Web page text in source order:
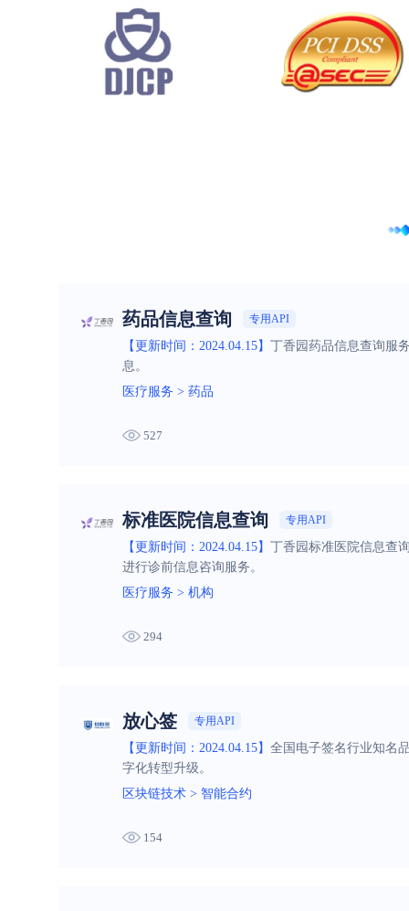
药品信息查询 专用API
【更新时间：2024.04.15】 丁香园药品信息查询服
息。
医疗服务 > 药品
527
标准医院信息查询 专用API
【更新时间：2024.04.15】 丁香园标准医院信息查
进行诊前信息咨询服务。
医疗服务 > 机构
294
放心签 专用API
【更新时间：2024.04.15】 全国电子签名行业知名
字化转型升级。
区块链技术 > 智能合约
154